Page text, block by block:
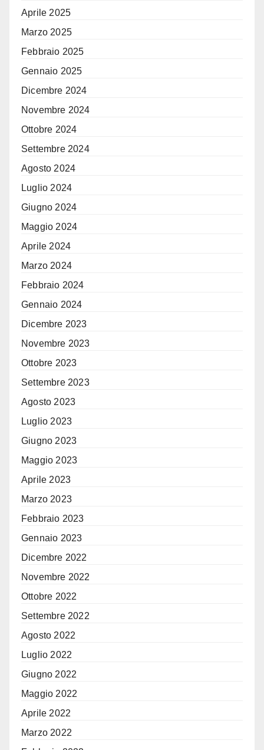
Aprile 2025
Marzo 2025
Febbraio 2025
Gennaio 2025
Dicembre 2024
Novembre 2024
Ottobre 2024
Settembre 2024
Agosto 2024
Luglio 2024
Giugno 2024
Maggio 2024
Aprile 2024
Marzo 2024
Febbraio 2024
Gennaio 2024
Dicembre 2023
Novembre 2023
Ottobre 2023
Settembre 2023
Agosto 2023
Luglio 2023
Giugno 2023
Maggio 2023
Aprile 2023
Marzo 2023
Febbraio 2023
Gennaio 2023
Dicembre 2022
Novembre 2022
Ottobre 2022
Settembre 2022
Agosto 2022
Luglio 2022
Giugno 2022
Maggio 2022
Aprile 2022
Marzo 2022